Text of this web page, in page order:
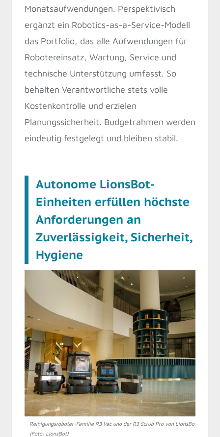
Monatsaufwendungen. Perspektivisch
ergänzt ein Robotics-as-a-Service-Modell
das Portfolio, das alle Aufwendungen für
Robotereinsatz, Wartung, Service und
technische Unterstützung umfasst. So
behalten Verantwortliche stets volle
Kostenkontrolle und erzielen
Planungssicherheit. Budgetrahmen werden
eindeutig festgelegt und bleiben stabil.
Autonome LionsBot-
Einheiten erfüllen höchste
Anforderungen an
Zuverlässigkeit, Sicherheit,
Hygiene
Reinigungsroboter-Familie R3 Vac und der R3 Scrub Pro von LionsBot
(Foto: LionsBot)